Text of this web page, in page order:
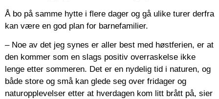
Å bo på samme hytte i flere dager og gå ulike turer derfra
kan være en god plan for barnefamilier.
– Noe av det jeg synes er aller best med høstferien, er at
den kommer som en slags positiv overraskelse ikke
lenge etter sommeren. Det er en nydelig tid i naturen, og
både store og små kan glede seg over fridager og
naturopplevelser etter at hverdagen kom litt brått på, sier